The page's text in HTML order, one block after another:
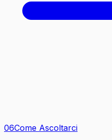
06Come Ascoltarci